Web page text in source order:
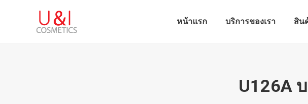
หน้าแรก บริการของเรา สิน
U126A
หน้าแรก บริการของเรา สิน